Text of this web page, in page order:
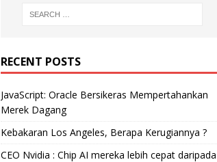
RECENT POSTS
JavaScript: Oracle Bersikeras Mempertahankan
Merek Dagang
Kebakaran Los Angeles, Berapa Kerugiannya ?
CEO Nvidia : Chip AI mereka lebih cepat daripada